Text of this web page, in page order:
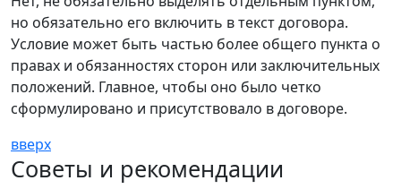
но обязательно его включить в текст договора.
Условие может быть частью более общего пункта о
правах и обязанностях сторон или заключительных
положений. Главное, чтобы оно было четко
сформулировано и присутствовало в договоре.
вверх
Советы и рекомендации